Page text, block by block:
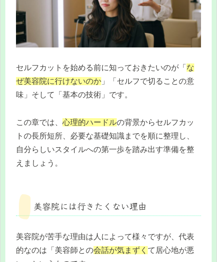
セルフカットを始める前に知っておきたいのが「 な
ぜ美容院に行けないのか 」「セルフで切ることの意
味」そして「基本の技術」です。
この章では、 心理的ハードルの背景からセルフカッ
トの長所短所、必要な基礎知識までを順に整理し、
自分らしいスタイルへの第一歩を踏み出す準備を整
えましょう。
美容院には行きたくない理由
美容院が苦手な理由は人によって様々ですが、代表
的なのは「美容師との会話が気まずく て居心地が悪